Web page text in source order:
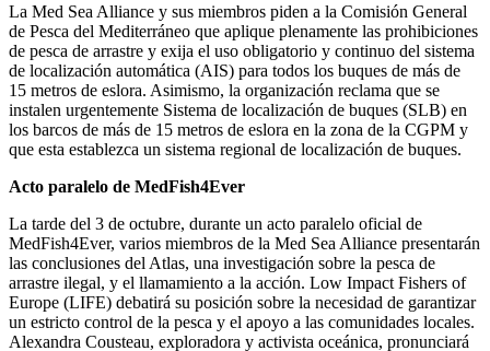
La Med Sea Alliance y sus miembros piden a la Comisión General
de Pesca del Mediterráneo que aplique plenamente las prohibiciones
de pesca de arrastre y exija el uso obligatorio y continuo del sistema
de localización automática (AIS) para todos los buques de más de
15 metros de eslora. Asimismo, la organización reclama que se
instalen urgentemente Sistema de localización de buques (SLB) en
los barcos de más de 15 metros de eslora en la zona de la CGPM y
que esta establezca un sistema regional de localización de buques.
Acto paralelo de MedFish4Ever
La tarde del 3 de octubre, durante un acto paralelo oficial de
MedFish4Ever, varios miembros de la Med Sea Alliance presentarán
las conclusiones del Atlas, una investigación sobre la pesca de
arrastre ilegal, y el llamamiento a la acción. Low Impact Fishers of
Europe (LIFE) debatirá su posición sobre la necesidad de garantizar
un estricto control de la pesca y el apoyo a las comunidades locales.
Alexandra Cousteau, exploradora y activista oceánica, pronunciará